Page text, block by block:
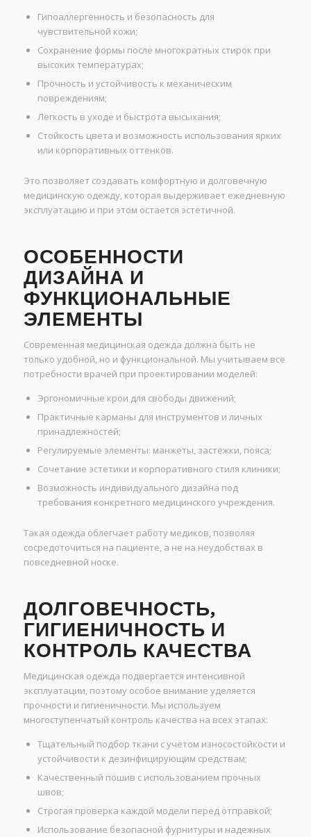
Гипоаллергенность и безопасность для
чувствительной кожи;
Сохранение формы после многократных стирок при
высоких температурах;
Прочность и устойчивость к механическим
повреждениям;
Легкость в уходе и быстрота высыхания;
Стойкость цвета и возможность использования ярких
или корпоративных оттенков.
Это позволяет создавать комфортную и долговечную
медицинскую одежду, которая выдерживает ежедневную
эксплуатацию и при этом остается эстетичной.
ОСОБЕННОСТИ
ДИЗАЙНА И
ФУНКЦИОНАЛЬНЫЕ
ЭЛЕМЕНТЫ
Современная медицинская одежда должна быть не
только удобной, но и функциональной. Мы учитываем все
потребности врачей при проектировании моделей:
Эргономичные крои для свободы движений;
Практичные карманы для инструментов и личных
принадлежностей;
Регулируемые элементы: манжеты, застежки, пояса;
Сочетание эстетики и корпоративного стиля клиники;
Возможность индивидуального дизайна под
требования конкретного медицинского учреждения.
Такая одежда облегчает работу медиков, позволяя
сосредоточиться на пациенте, а не на неудобствах в
повседневной носке.
ДОЛГОВЕЧНОСТЬ,
ГИГИЕНИЧНОСТЬ И
КОНТРОЛЬ КАЧЕСТВА
Медицинская одежда подвергается интенсивной
эксплуатации, поэтому особое внимание уделяется
прочности и гигиеничности. Мы используем
многоступенчатый контроль качества на всех этапах:
Тщательный подбор ткани с учетом износостойкости и
устойчивости к дезинфицирующим средствам;
Качественный пошив с использованием прочных
швов;
Строгая проверка каждой модели перед отправкой;
Использование безопасной фурнитуры и надежных